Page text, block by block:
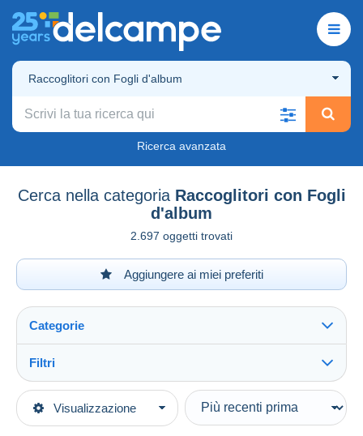
Raccoglitori con Fogli d'album
Ricerca avanzata
Cerca nella categoria Raccoglitori con Fogli
d'album
2.697 oggetti trovati
Aggiungere ai miei preferiti
Visualizzazione
Categorie
Categorie principali
Filtri
Tipo di vendita
In corso